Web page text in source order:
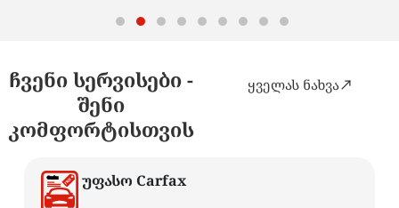
ჩვენი სერვისები -
შენი
კომფორტისთვის
ყველას ნახვა
Carfax უფასო Carfax